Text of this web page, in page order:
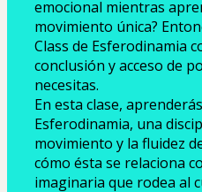
emocional mientras
movimiento única?
Class de Esferodinamia
conclusión y acceso de
necesitas.
En esta clase,
Esferodinamia, una
movimiento y la fluidez
cómo ésta se relaciona
imaginaria que rodea al